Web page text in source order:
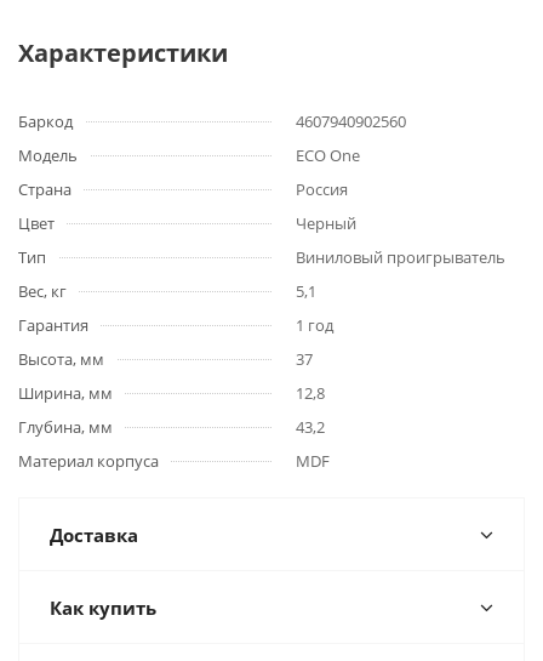
Характеристики
Баркод
4607940902560
Модель
ECO One
Страна
Россия
Цвет
Черный
Тип
Виниловый проигрыватель
Вес, кг
5,1
Гарантия
1 год
Высота, мм
37
Ширина, мм
12,8
Глубина, мм
43,2
Материал корпуса
MDF
Доставка
Как купить